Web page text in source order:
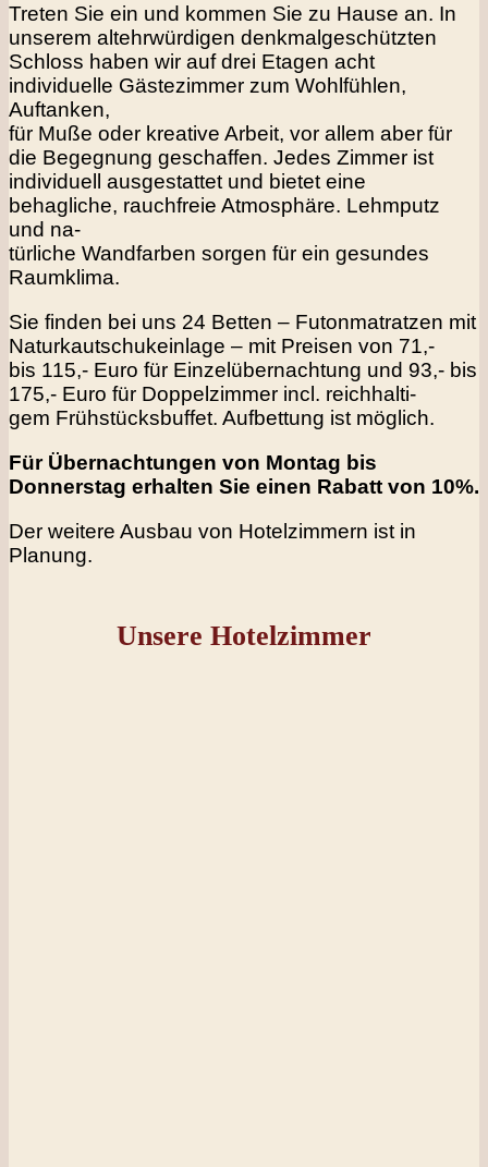
Treten Sie ein und kommen Sie zu Hause an. In
unserem altehrwürdigen denkmalgeschützten
Schloss haben wir auf drei Etagen acht
individuelle Gästezimmer zum Wohlfühlen,
Auftanken,
für Muße oder kreative Arbeit, vor allem aber für
die Begegnung geschaffen. Jedes Zimmer ist
individuell ausgestattet und bietet eine
behagliche, rauchfreie Atmosphäre. Lehmputz
und na-
türliche Wandfarben sorgen für ein gesundes
Raumklima.
Sie finden bei uns 24 Betten – Futonmatratzen mit
Naturkautschukeinlage – mit Preisen von 71,-
bis 115,- Euro für Einzelübernachtung und 93,- bis
175,- Euro für Doppelzimmer incl. reichhalti-
gem Frühstücksbuffet. Aufbettung ist möglich.
Für Übernachtungen von Montag bis
Donnerstag erhalten Sie einen Rabatt von 10%.
Der weitere Ausbau von Hotelzimmern ist in
Planung.
Unsere Hotelzimmer